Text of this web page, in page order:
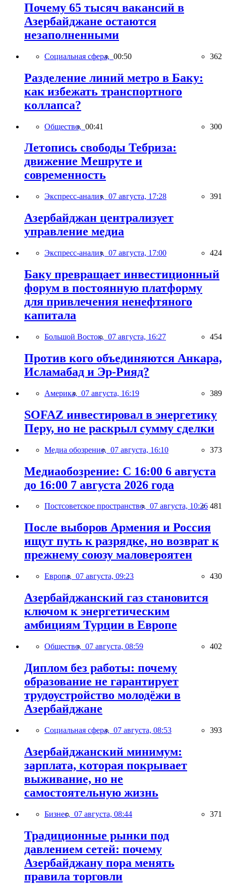
Почему 65 тысяч вакансий в
Азербайджане остаются
незаполненными
Социальная сфера, 00:50 362
Разделение линий метро в Баку:
как избежать транспортного
коллапса?
Общество, 00:41 300
Летопись свободы Тебриза:
движение Мешруте и
современность
Экспресс-анализ, 07 августа, 17:28 391
Азербайджан централизует
управление медиа
Экспресс-анализ, 07 августа, 17:00 424
Баку превращает инвестиционный
форум в постоянную платформу
для привлечения ненефтяного
капитала
Большой Восток, 07 августа, 16:27 454
Против кого объединяются Анкара,
Исламабад и Эр-Рияд?
Америка, 07 августа, 16:19 389
SOFAZ инвестировал в энергетику
Перу, но не раскрыл сумму сделки
Медиа обозрение, 07 августа, 16:10 373
Медиаобозрение: С 16:00 6 августа
до 16:00 7 августа 2026 года
Постсоветское пространство, 07 августа, 10:26 481
После выборов Армения и Россия
ищут путь к разрядке, но возврат к
прежнему союзу маловероятен
Европа, 07 августа, 09:23 430
Азербайджанский газ становится
ключом к энергетическим
амбициям Турции в Европе
Общество, 07 августа, 08:59 402
Диплом без работы: почему
образование не гарантирует
трудоустройство молодёжи в
Азербайджане
Социальная сфера, 07 августа, 08:53 393
Азербайджанский минимум:
зарплата, которая покрывает
выживание, но не
самостоятельную жизнь
Бизнес, 07 августа, 08:44 371
Традиционные рынки под
давлением сетей: почему
Азербайджану пора менять
правила торговли